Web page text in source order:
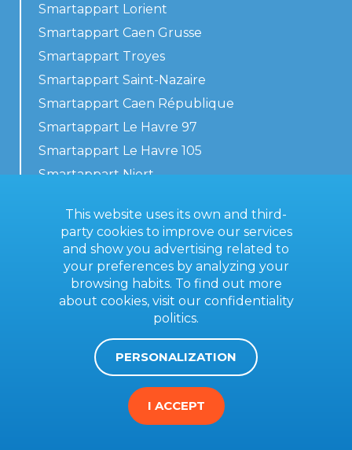
Smartappart Lorient
Smartappart Caen Grusse
Smartappart Troyes
Smartappart Saint-Nazaire
Smartappart Caen République
Smartappart Le Havre 97
Smartappart Le Havre 105
Smartappart Niort
Contact us
General terms
This website uses its own and third-
party cookies to improve our services
and show you advertising related to
your preferences by analyzing your
browsing habits. To find out more
about cookies, visit our confidentiality
politics.
PERSONALIZATION
I ACCEPT